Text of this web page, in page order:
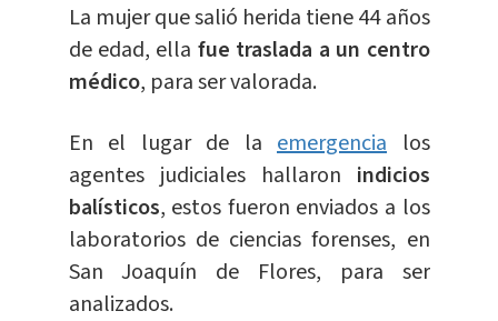
La mujer que salió herida tiene 44 años
de edad, ella fue traslada a un centro
médico, para ser valorada.
En el lugar de la emergencia los
agentes judiciales hallaron indicios
balísticos, estos fueron enviados a los
laboratorios de ciencias forenses, en
San Joaquín de Flores, para ser
analizados.